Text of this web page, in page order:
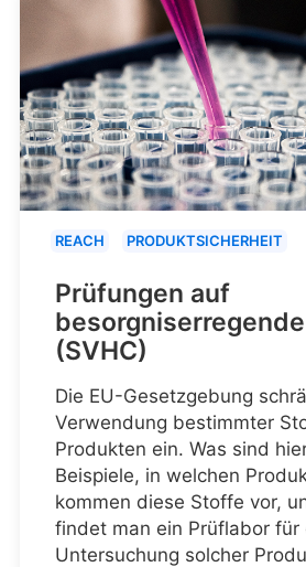
REACH PRODUKTSICHERHEIT
Prüfungen auf
(SVHC)
Die EU-Gesetzgebung
Verwendung bestimmter
Produkten ein. Was sind
Beispiele, in welchen
kommen diese Stoffe vor,
findet man ein Prüflabor für
Untersuchung solcher